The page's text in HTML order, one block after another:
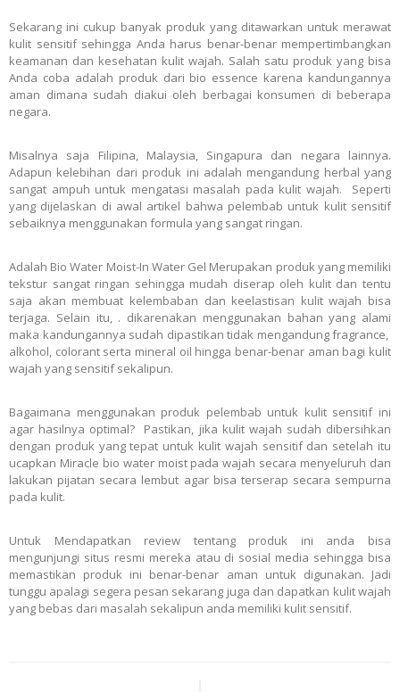
Sekarang ini cukup banyak produk yang ditawarkan untuk merawat
kulit sensitif sehingga Anda harus benar-benar mempertimbangkan
keamanan dan kesehatan kulit wajah. Salah satu produk yang bisa
Anda coba adalah produk dari bio essence karena kandungannya
aman dimana sudah diakui oleh berbagai konsumen di beberapa
negara.
Misalnya saja Filipina, Malaysia, Singapura dan negara lainnya.
Adapun kelebihan dari produk ini adalah mengandung herbal yang
sangat ampuh untuk mengatasi masalah pada kulit wajah. Seperti
yang dijelaskan di awal artikel bahwa pelembab untuk kulit sensitif
sebaiknya menggunakan formula yang sangat ringan.
Adalah Bio Water Moist-In Water Gel Merupakan produk yang memiliki
tekstur sangat ringan sehingga mudah diserap oleh kulit dan tentu
saja akan membuat kelembaban dan keelastisan kulit wajah bisa
terjaga. Selain itu, . dikarenakan menggunakan bahan yang alami
maka kandungannya sudah dipastikan tidak mengandung fragrance,
alkohol, colorant serta mineral oil hingga benar-benar aman bagi kulit
wajah yang sensitif sekalipun.
Bagaimana menggunakan produk pelembab untuk kulit sensitif ini
agar hasilnya optimal? Pastikan, jika kulit wajah sudah dibersihkan
dengan produk yang tepat untuk kulit wajah sensitif dan setelah itu
ucapkan Miracle bio water moist pada wajah secara menyeluruh dan
lakukan pijatan secara lembut agar bisa terserap secara sempurna
pada kulit.
Untuk Mendapatkan review tentang produk ini anda bisa
mengunjungi situs resmi mereka atau di sosial media sehingga bisa
memastikan produk ini benar-benar aman untuk digunakan. Jadi
tunggu apalagi segera pesan sekarang juga dan dapatkan kulit wajah
yang bebas dari masalah sekalipun anda memiliki kulit sensitif.